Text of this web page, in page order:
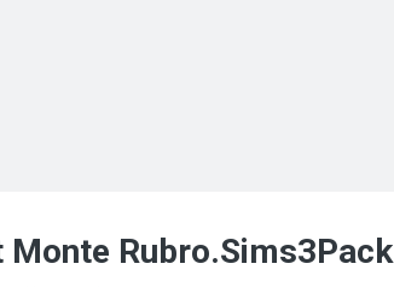
Rubro.Sims3Pack